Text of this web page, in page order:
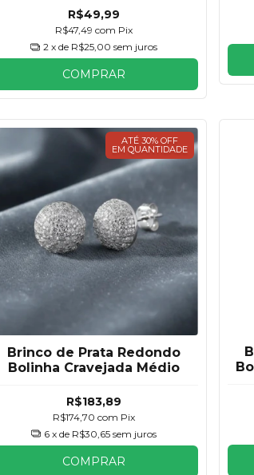
R$49,99
R$47,49com Pix
2 x de R$25,00 sem juros
COMPRAR
ATÉ 30% OFF
EM QUANTIDADE
Brinco de Prata Redondo
Bolinha Cravejada Médio
R$183,89
R$174,70com Pix
6 x de R$30,65 sem juros
COMPRAR